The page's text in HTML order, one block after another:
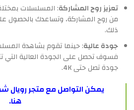
تعزيز روح المشاركة: المسلسلات
من روح المشاركة، وتساعدك بالحصول
ذلك.
جودة عالية: حينما تقوم بشاهدة
فسوف تحصل على الجودة العالية التي
جودة تصل حتى 4K.
يمكن التواصل مع متجر رويال
هنا.